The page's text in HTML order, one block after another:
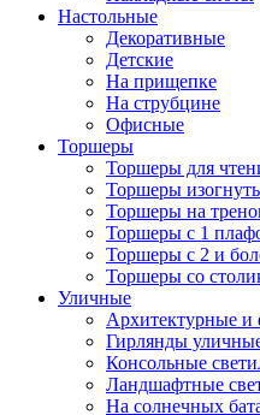
Настольные
Декоративные
Детские
На прищепке
На струбцине
Офисные
Торшеры
Торшеры для
Торшеры
Торшеры на
Торшеры с 1
Торшеры с 2 и
Торшеры со
Уличные
Архитектурные и
Гирлянды
Консольные
Ландшафтные
На солнечных